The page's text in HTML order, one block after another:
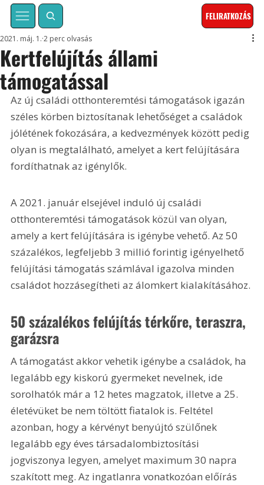
FELIRATKOZÁS
Kertfelújítás állami
támogatással
2021. máj. 1. 2 perc olvasás
Az új családi otthonteremtési támogatások igazán
széles körben biztosítanak lehetőséget a családok
jólétének fokozására, a kedvezmények között pedig
olyan is megtalálható, amelyet a kert felújítására
fordíthatnak az igénylők.
A 2021. január elsejével induló új családi
otthonteremtési támogatások közül van olyan,
amely a kert felújítására is igénybe vehető. Az 50
százalékos, legfeljebb 3 millió forintig igényelhető
felújítási támogatás számlával igazolva minden
családot hozzásegítheti az álomkert kialakításához.
50 százalékos felújítás térkőre, teraszra,
garázsra
A támogatást akkor vehetik igénybe a családok, ha
legalább egy kiskorú gyermeket nevelnek, ide
sorolhatók már a 12 hetes magzatok, illetve a 25.
életévüket be nem töltött fiatalok is. Feltétel
azonban, hogy a kérvényt benyújtó szülőnek
legalább egy éves társadalombiztosítási
jogviszonya legyen, amelyet maximum 30 napra
szakított meg. Az ingatlanra vonatkozóan előírás